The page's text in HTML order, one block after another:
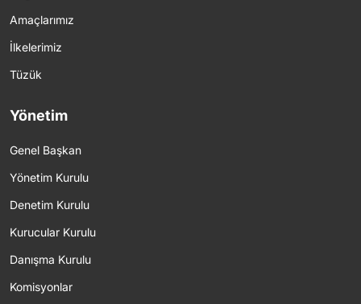
Amaçlarımız
İlkelerimiz
Tüzük
Yönetim
Genel Başkan
Yönetim Kurulu
Denetim Kurulu
Kurucular Kurulu
Danışma Kurulu
Komisyonlar